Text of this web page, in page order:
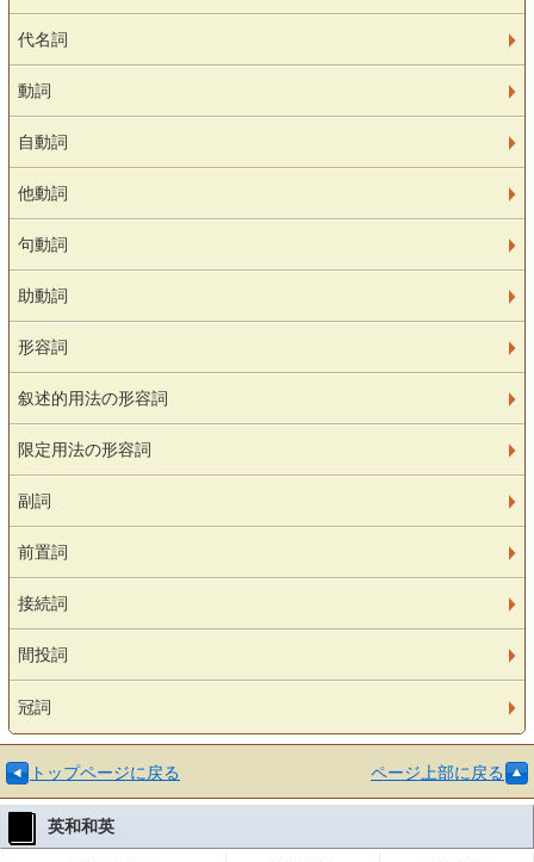
代名詞
動詞
自動詞
他動詞
句動詞
助動詞
形容詞
叙述的用法の形容詞
限定用法の形容詞
副詞
前置詞
接続詞
間投詞
冠詞
トップページに戻る ページ上部に戻る
英和和英